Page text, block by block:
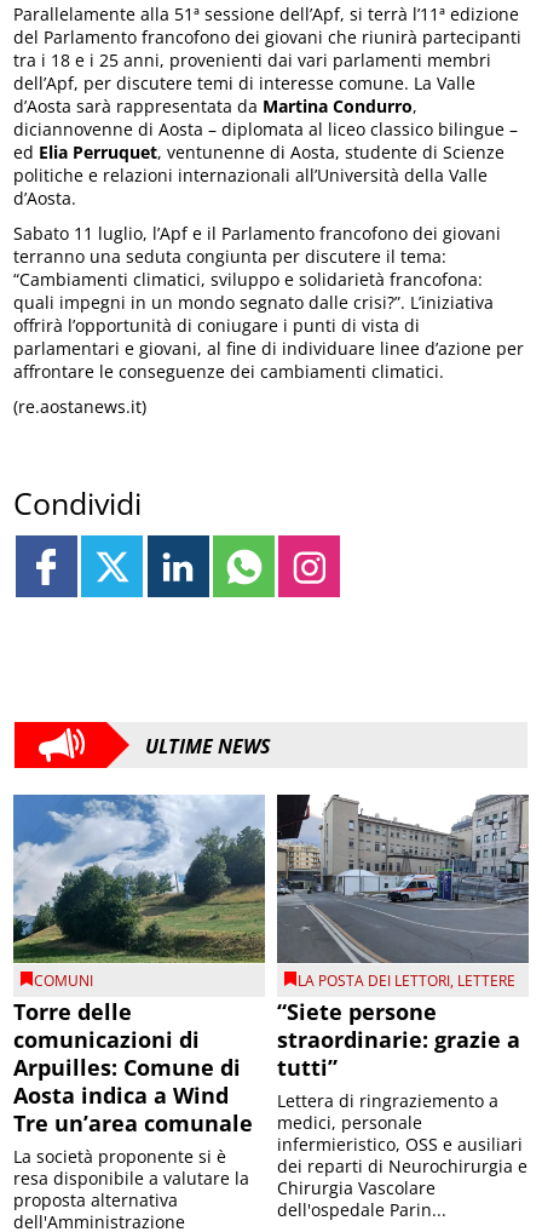
Parallelamente alla 51ª sessione dell’Apf, si terrà l’11ª edizione
del Parlamento francofono dei giovani che riunirà partecipanti
tra i 18 e i 25 anni, provenienti dai vari parlamenti membri
dell’Apf, per discutere temi di interesse comune. La Valle
d’Aosta sarà rappresentata da Martina Condurro,
diciannovenne di Aosta – diplomata al liceo classico bilingue –
ed Elia Perruquet, ventunenne di Aosta, studente di Scienze
politiche e relazioni internazionali all’Università della Valle
d’Aosta.
Sabato 11 luglio, l’Apf e il Parlamento francofono dei giovani
terranno una seduta congiunta per discutere il tema:
“Cambiamenti climatici, sviluppo e solidarietà francofona:
quali impegni in un mondo segnato dalle crisi?”. L’iniziativa
offrirà l’opportunità di coniugare i punti di vista di
parlamentari e giovani, al fine di individuare linee d’azione per
affrontare le conseguenze dei cambiamenti climatici.
(re.aostanews.it)
Condividi
ULTIME NEWS
COMUNI
Torre delle
comunicazioni di
Arpuilles: Comune di
Aosta indica a Wind
Tre un’area comunale
La società proponente si è
resa disponibile a valutare la
proposta alternativa
dell'Amministrazione
LA POSTA DEI LETTORI, LETTERE
“Siete persone
straordinarie: grazie a
tutti”
Lettera di ringraziemento a
medici, personale
infermieristico, OSS e ausiliari
dei reparti di Neurochirurgia e
Chirurgia Vascolare
dell'ospedale Parin...